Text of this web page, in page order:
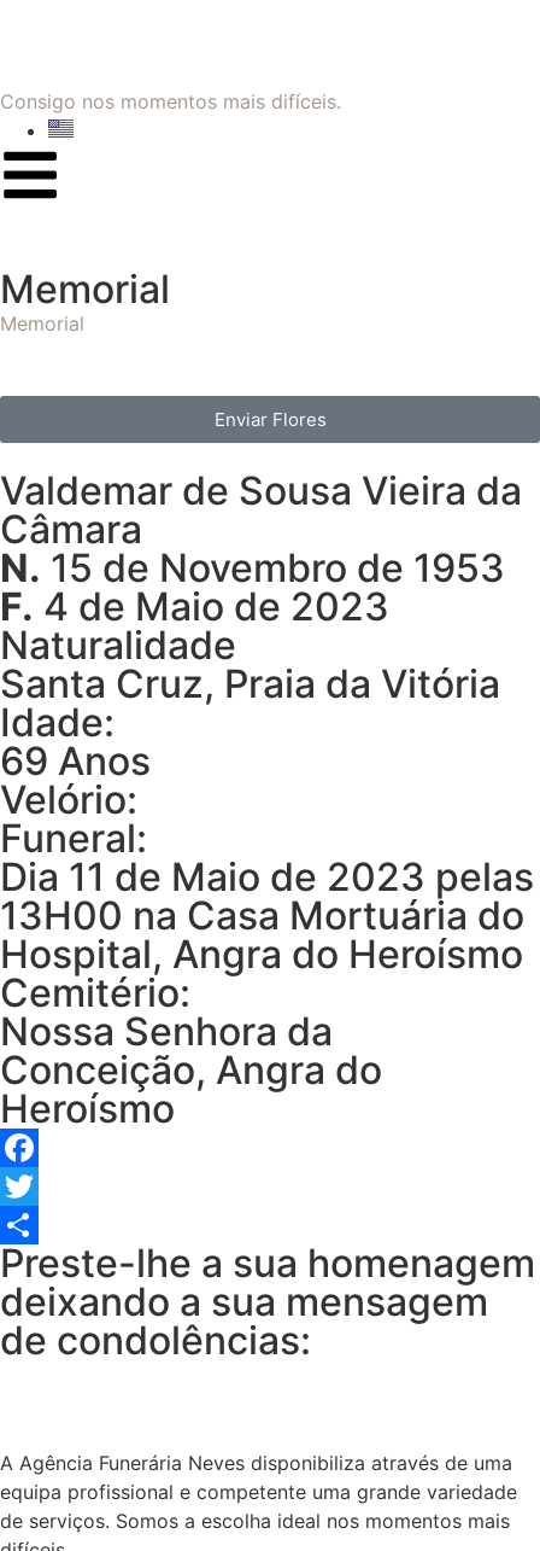
Consigo nos momentos mais difíceis.
Memorial
Memorial
Enviar Flores
Valdemar de Sousa Vieira da
Câmara
N. 15 de Novembro de 1953
F. 4 de Maio de 2023
Naturalidade
Santa Cruz, Praia da Vitória
Idade:
69 Anos
Velório:
Funeral:
Dia 11 de Maio de 2023 pelas
13H00 na Casa Mortuária do
Hospital, Angra do Heroísmo
Cemitério:
Nossa Senhora da
Conceição, Angra do
Heroísmo
Facebook
Twitter
Share
Preste-lhe a sua homenagem
deixando a sua mensagem
de condolências:
A Agência Funerária Neves disponibiliza através de uma
equipa profissional e competente uma grande variedade
de serviços. Somos a escolha ideal nos momentos mais